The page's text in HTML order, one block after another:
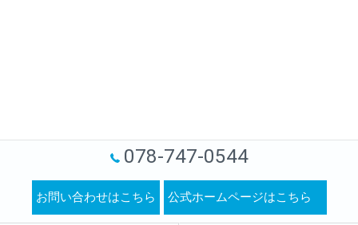
078-747-0544
お問い合わせはこちら 公式ホームページはこちら